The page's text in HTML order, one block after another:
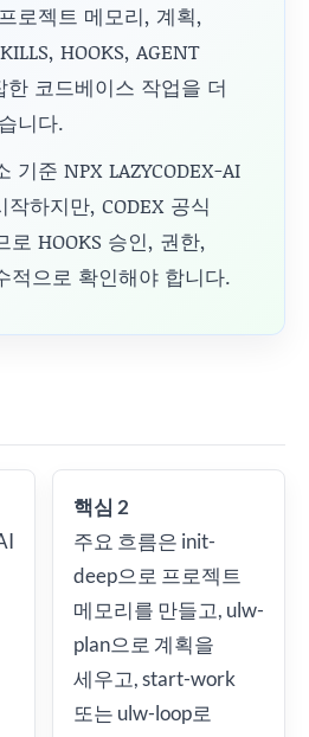
로젝트 메모리, 계획,
HOOKS, AGENT
한 코드베이스 작업을 더
니다.
기준 NPX LAZYCODEX-AI
작하지만, CODEX 공식
HOOKS 승인, 권한,
적으로 확인해야 합니다.
핵심 2
주요 흐름은 init-
deep으로 프로젝트
메모리를 만들고, ulw-
plan으로 계획을
세우고, start-work
또는 ulw-loop로